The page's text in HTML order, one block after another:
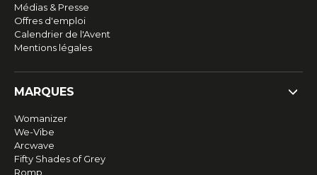
Médias & Presse
Offres d'emploi
Calendrier de l'Avent
Mentions légales
MARQUES
Womanizer
We-Vibe
Arcwave
Fifty Shades of Grey
Romp